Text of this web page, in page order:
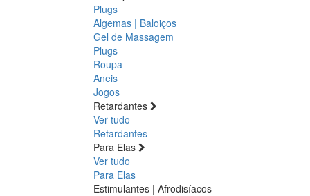
Plugs
Algemas | Baloiços
Gel de Massagem
Plugs
Roupa
Aneis
Jogos
Retardantes
Ver tudo
Retardantes
Para Elas
Ver tudo
Para Elas
Estimulantes | Afrodisíacos